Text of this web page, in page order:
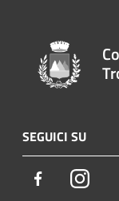
SEGUICI SU
Facebook